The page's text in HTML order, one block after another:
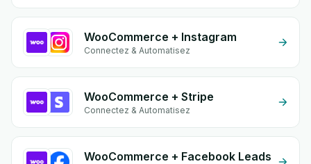
WooCommerce + Instagram
Connectez & Automatisez
WooCommerce + Stripe
Connectez & Automatisez
WooCommerce + Facebook Leads